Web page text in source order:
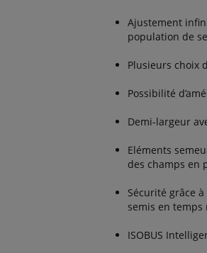
Ajustement
population de
Plusieurs choix
Possibilité
Demi-largeur
Eléments
des champs en
Sécurité grâce
semis en
ISOBUS